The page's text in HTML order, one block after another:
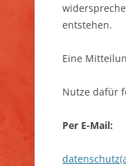
entstehen.
Eine
Nutze dafür
Per E-Mail: